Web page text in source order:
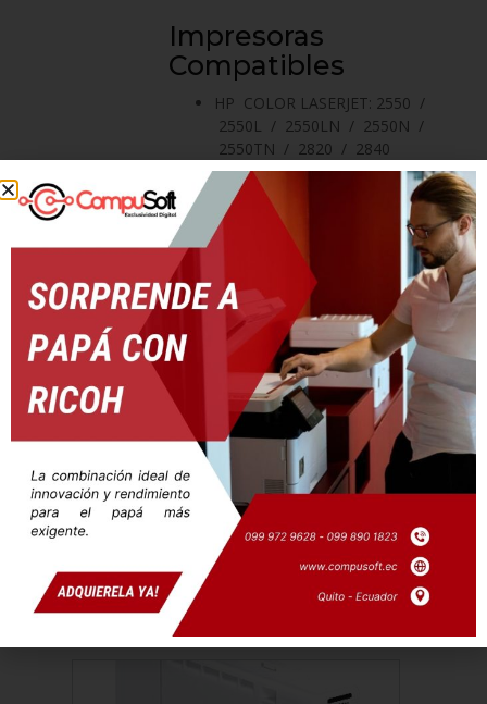
Impresoras
Compatibles
HP COLOR LASERJET: 2550 /
2550L / 2550LN / 2550N /
2550TN / 2820 / 2840
Productos relacionados
TONER BROTHER TN-115BK
$
AÑADIR AL CARRITO